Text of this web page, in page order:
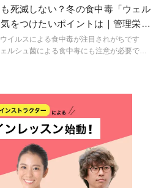
基準や食中毒を防ぐ加熱のコツをお伝えい
死滅しない？冬の食中毒「ウェル
をつけたいポイントは｜管理栄養
イルスによる食中毒が注目されがちです
ルシュ菌による食中毒にも注意が必要で